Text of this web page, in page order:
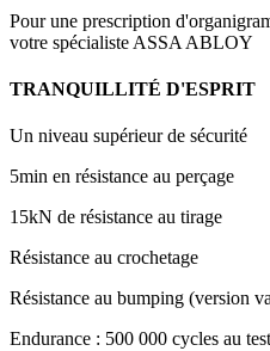
Pour une prescription
votre spécialiste ASSA ABLOY
TRANQUILLITÉ D'ESPRIT
Un niveau supérieur de sécurité
5min en résistance au perçage
15kN de résistance au tirage
Résistance au crochetage
Résistance au bumping (version
Endurance : 500 000 cycles au